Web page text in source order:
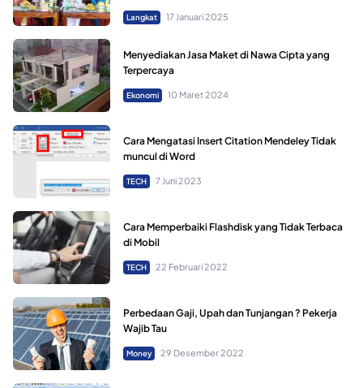
Langkat 17 Januari 2025
Menyediakan Jasa Maket di Nawa Cipta yang
Terpercaya
Ekonomi 10 Maret 2024
Cara Mengatasi Insert Citation Mendeley Tidak
muncul di Word
TECH 7 Juni 2023
Cara Memperbaiki Flashdisk yang Tidak Terbaca
di Mobil
TECH 22 Februari 2022
Perbedaan Gaji, Upah dan Tunjangan ? Pekerja
Wajib Tau
Money 29 Desember 2022